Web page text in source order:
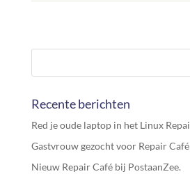
Recente berichten
Red je oude laptop in het Linux
Gastvrouw gezocht voor Repair
Nieuw Repair Café bij PostaanZee.